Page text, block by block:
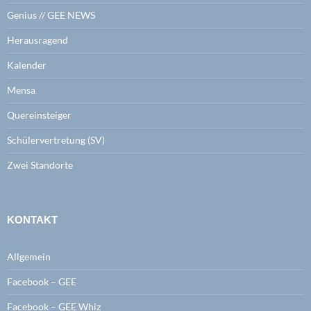
Genius // GEE NEWS
Herausragend
Kalender
Mensa
Quereinsteiger
Schülervertretung (SV)
Zwei Standorte
KONTAKT
Allgemein
Facebook – GEE
Facebook – GEE Whiz